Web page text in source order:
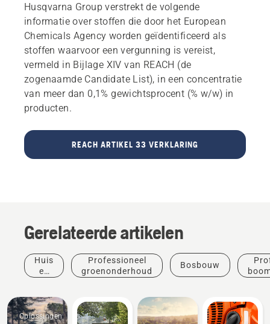
Husqvarna Group verstrekt de volgende
informatie over stoffen die door het European
Chemicals Agency worden geïdentificeerd als
stoffen waarvoor een vergunning is vereist,
vermeld in Bijlage XIV van REACH (de
zogenaamde Candidate List), in een concentratie
van meer dan 0,1% gewichtsprocent (% w/w) in
producten.
REACH ARTIKEL 33 VERKLARING
Gerelateerde artikelen
Huis
en
Professioneel
groenonderhoud
Bosbouw
Oplossingen
Products
Innovations
Beschermende
kleding